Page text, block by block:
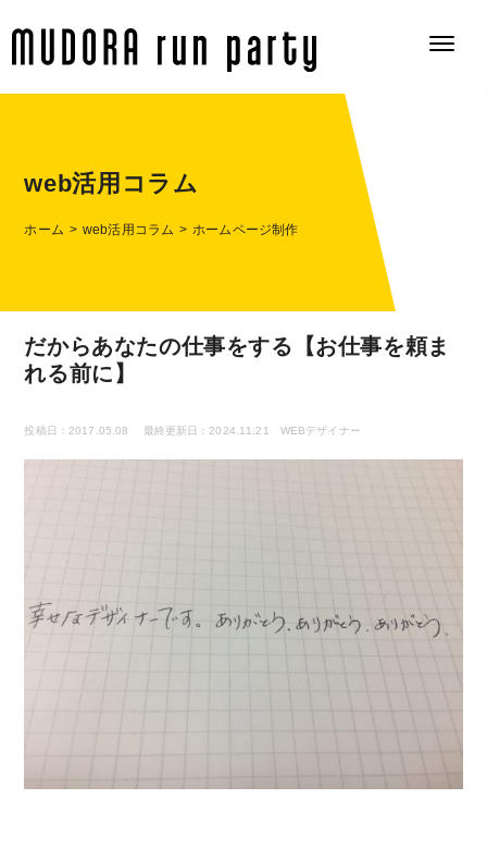
web活用コラム
ホーム web活用コラム ホームページ制作
だからあなたの仕事をする【お仕事を頼ま
れる前に】
投稿日：2017.05.08 最終更新日：2024.11.21 WEBデザイナー